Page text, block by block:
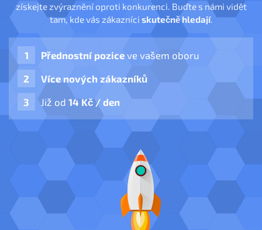
získejte zvýraznění oproti konkurenci. Buďte s námi vidět
tam, kde vás zákazníci skutečně hledají.
Přednostní pozice ve vašem oboru
Více nových zákazníků
Již od 14 Kč / den